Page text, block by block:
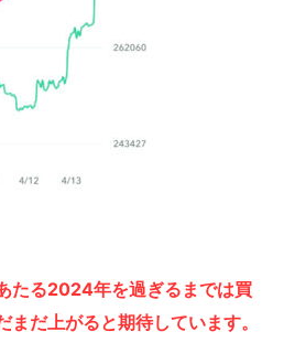
たる2024年を過ぎるまでは買
だ上がると期待しています。